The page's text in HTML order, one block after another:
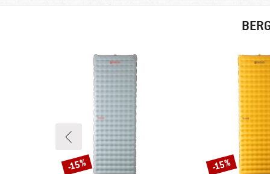
Korting
-15% Korting
-15%